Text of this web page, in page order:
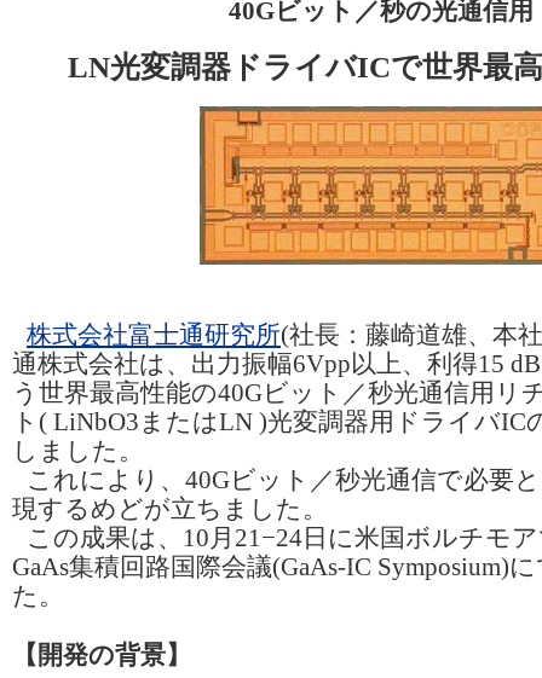
40Gビット／秒の光通信用
LN光変調器ドライバICで世界最
株式会社富士通研究所(社長：藤崎道雄、本
通株式会社は、出力振幅6Vpp以上、利得15
う世界最高性能の40Gビット／秒光通信用リ
ト( LiNbO3またはLN )光変調器用ドライバIC
しました。
これにより、40Gビット／秒光通信で必要
現するめどが立ちました。
この成果は、10月21−24日に米国ボルチモ
GaAs集積回路国際会議(GaAs-IC Symposium)
た。
【開発の背景】